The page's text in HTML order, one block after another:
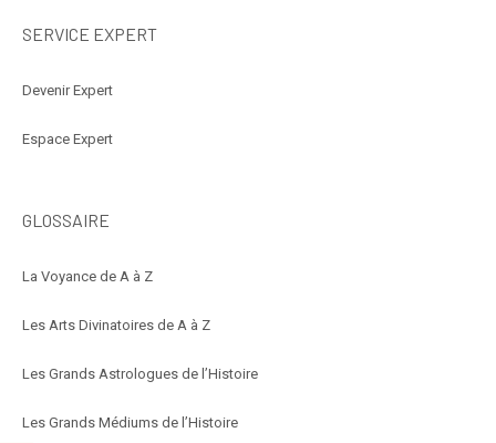
SERVICE EXPERT
Devenir Expert
Espace Expert
GLOSSAIRE
La Voyance de A à Z
Les Arts Divinatoires de A à Z
Les Grands Astrologues de l’Histoire
Les Grands Médiums de l’Histoire